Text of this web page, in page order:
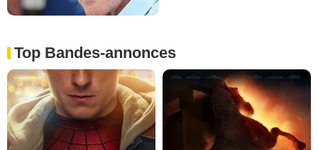
Top Bandes-annonces